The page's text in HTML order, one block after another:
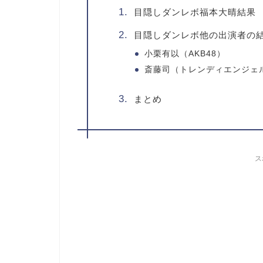
目隠しダンレボ福本大晴結果
目隠しダンレボ他の出演者の
小栗有以（AKB48）
斎藤司（トレンディエンジェ
まとめ